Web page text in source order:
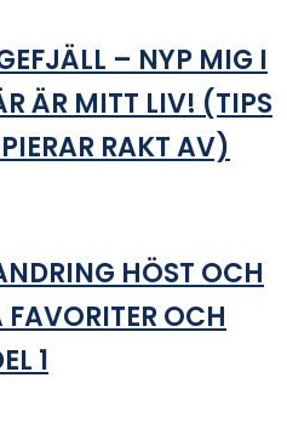
– NYP MIG I
ÄR MITT LIV! (TIPS
RAKT AV)
HÖST OCH
OCH
1